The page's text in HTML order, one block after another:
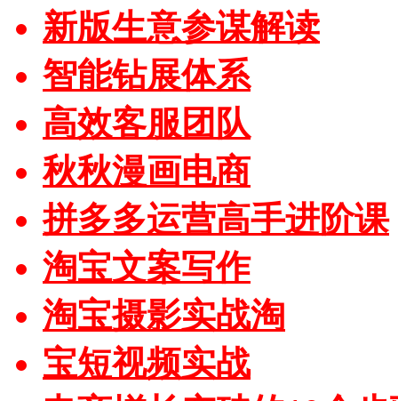
新版生意参谋解读
智能钻展体系
高效客服团队
秋秋漫画电商
拼多多运营高手进阶课
淘宝文案写作
淘宝摄影实战淘
宝短视频实战